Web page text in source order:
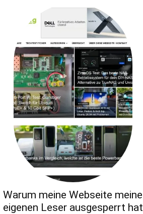
Warum meine Webseite meine
eigenen Leser ausgesperrt hat